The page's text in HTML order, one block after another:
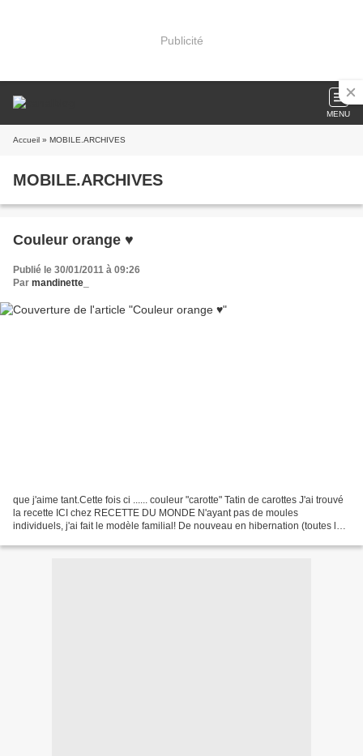
Publicité
MENU
Accueil » MOBILE.ARCHIVES
MOBILE.ARCHIVES
Couleur orange ♥
Publié le 30/01/2011 à 09:26
Par mandinette_
que j'aime tant.Cette fois ci ...... couleur "carotte" Tatin de carottes J'ai trouvé
la recette ICI chez RECETTE DU MONDE N'ayant pas de moules
individuels, j'ai fait le modèle familial! De nouveau en hibernation (toutes les